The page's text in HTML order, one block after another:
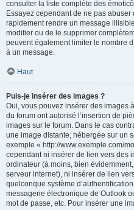
consulter la liste complète des
Essayez cependant de ne pas
rapidement rendre un message
modifier ou de le supprimer
peuvent également limiter le nombre
à un message.
Haut
Puis-je insérer des images ?
Oui, vous pouvez insérer des images
du forum ont autorisé l’insertion de
images sur le forum. Dans le cas
une image distante, hébergée sur un
exemple « http://www.exemple.com/
cependant ni insérer de lien vers des
ordinateur (à moins, bien
serveur internet), ni insérer de lien
quelconque système
messagerie électronique de Outlook
mot de passe, etc. Pour insérer une